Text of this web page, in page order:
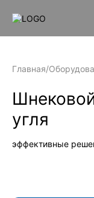
Главная/
угля
эффективные